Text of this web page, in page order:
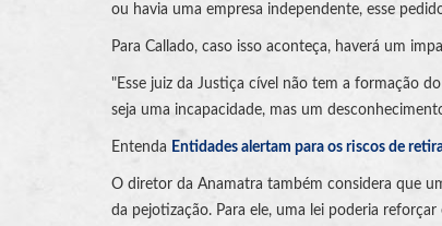
ou havia uma empresa independente, esse
Para Callado, caso isso aconteça, haverá um
"Esse juiz da Justiça cível não tem a formação
seja uma incapacidade, mas um
Entenda Entidades alertam para os riscos de
O diretor da Anamatra também considera que
da pejotização. Para ele, uma lei poderia